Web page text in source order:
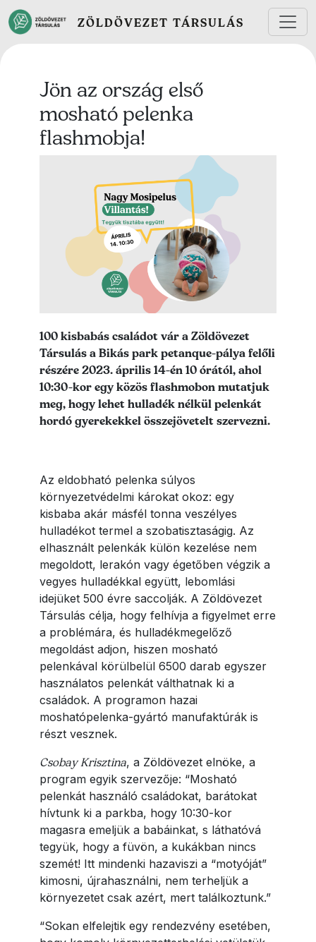
Ugrás a tartalomra
ZÖLDÖVEZET TÁRSULÁS
Jön az ország első
mosható pelenka
flashmobja!
Lead szöveg
100 kisbabás családot vár a Zöldövezet
Társulás a Bikás park petanque-pálya felőli
részére 2023. április 14-én 10 órától, ahol
10:30-kor egy közös flashmobon mutatjuk
meg, hogy lehet hulladék nélkül pelenkát
hordó gyerekekkel összejövetelt szervezni.
Az eldobható pelenka súlyos
környezetvédelmi károkat okoz: egy
kisbaba akár másfél tonna veszélyes
hulladékot termel a szobatisztaságig. Az
elhasznált pelenkák külön kezelése nem
megoldott, lerakón vagy égetőben végzik a
vegyes hulladékkal együtt, lebomlási
idejüket 500 évre saccolják. A Zöldövezet
Társulás célja, hogy felhívja a figyelmet erre
a problémára, és hulladékmegelőző
megoldást adjon, hiszen mosható
pelenkával körülbelül 6500 darab egyszer
használatos pelenkát válthatnak ki a
családok. A programon hazai
moshatópelenka-gyártó manufaktúrák is
részt vesznek.
Csobay Krisztina, a Zöldövezet elnöke, a
program egyik szervezője: “Mosható
pelenkát használó családokat, barátokat
hívtunk ki a parkba, hogy 10:30-kor
magasra emeljük a babáinkat, s láthatóvá
tegyük, hogy a füvön, a kukákban nincs
szemét! Itt mindenki hazaviszi a “motyóját”
kimosni, újrahasználni, nem terheljük a
környezetet csak azért, mert találkoztunk.”
“Sokan elfelejtik egy rendezvény esetében,